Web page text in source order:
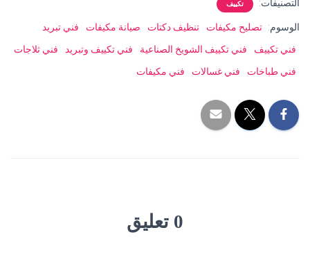
التصنيفات: تكييف
الوسوم: تصليح مكيفات تنظيف دكتات صيانة مكيفات
فني تبريد
فني تكييف
فني تكييف الشويخ الصناعية فني تكييف وتبريد
فني ثلاجات
فني طباخات
فني غسالات فني مكيفات
0 تعليق